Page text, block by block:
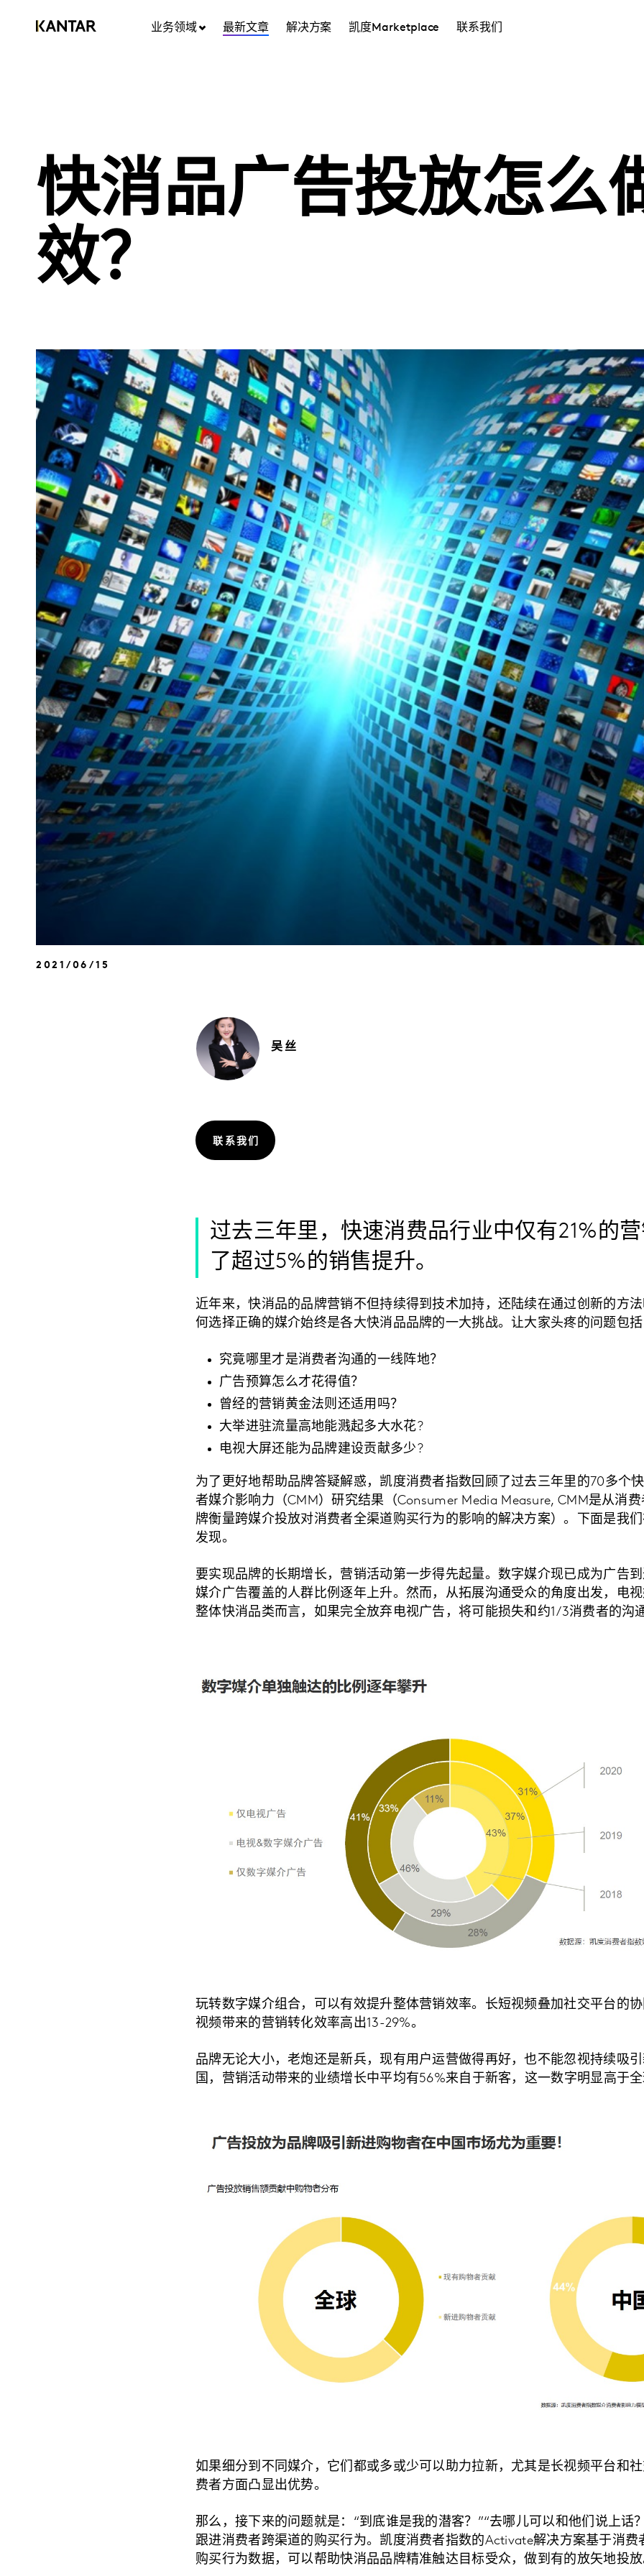
业务领域 最新文章 解决方案 凯度Marketplace 联系我们
快消品广告投放怎么
效？
2021/06/15
吴 丝
联系我们
过去三年里，快速消费品行业中仅有21%的
了超过5%的销售提升。
近年来，快消品的品牌营销不但持续得到技术加持，还陆续在通过创新的方
何选择正确的媒介始终是各大快消品品牌的一大挑战。让大家头疼的问题包
究竟哪里才是消费者沟通的一线阵地？
广告预算怎么才花得值？
曾经的营销黄金法则还适用吗？
大举进驻流量高地能溅起多大水花?
电视大屏还能为品牌建设贡献多少?
为了更好地帮助品牌答疑解惑，凯度消费者指数回顾了过去三年里的70多个
者媒介影响力（CMM）研究结果（Consumer Media Measure, CMM是从消
牌衡量跨媒介投放对消费者全渠道购买行为的影响的解决方案）。下面是我
发现。
要实现品牌的长期增长，营销活动第一步得先起量。数字媒介现已成为广告
媒介广告覆盖的人群比例逐年上升。然而，从拓展沟通受众的角度出发，电
整体快消品类而言，如果完全放弃电视广告，将可能损失和约1/3消费者的沟
玩转数字媒介组合，可以有效提升整体营销效率。长短视频叠加社交平台的
视频带来的营销转化效率高出13-29%。
品牌无论大小，老炮还是新兵，现有用户运营做得再好，也不能忽视持续吸
国，营销活动带来的业绩增长中平均有56%来自于新客，这一数字明显高于
如果细分到不同媒介，它们都或多或少可以助力拉新，尤其是长视频平台和
费者方面凸显出优势。
那么，接下来的问题就是：“到底谁是我的潜客？”“去哪儿可以和他们说上话
跟进消费者跨渠道的购买行为。凯度消费者指数的Activate解决方案基于消费
购买行为数据，可以帮助快消品品牌精准触达目标受众，做到有的放矢地投